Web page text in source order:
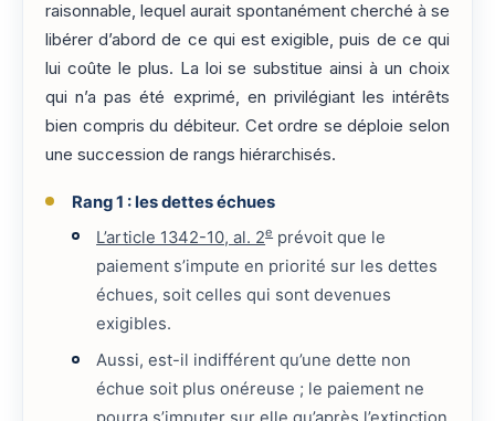
raisonnable, lequel aurait spontanément cherché à se
libérer d’abord de ce qui est exigible, puis de ce qui
lui coûte le plus. La loi se substitue ainsi à un choix
qui n’a pas été exprimé, en privilégiant les intérêts
bien compris du débiteur. Cet ordre se déploie selon
une succession de rangs hiérarchisés.
Rang 1 : les dettes échues
L’article 1342-10, al. 2e prévoit que le
paiement s’impute en priorité sur les dettes
échues, soit celles qui sont devenues
exigibles.
Aussi, est-il indifférent qu’une dette non
échue soit plus onéreuse ; le paiement ne